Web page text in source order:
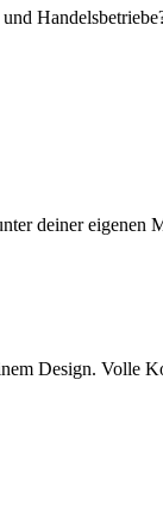
deiner eigenen
Design. Volle